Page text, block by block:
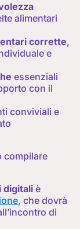
alimentari
corrette,
e
essenziali
con il
conviviali e
compilare
digitali è
, che dovrà
di